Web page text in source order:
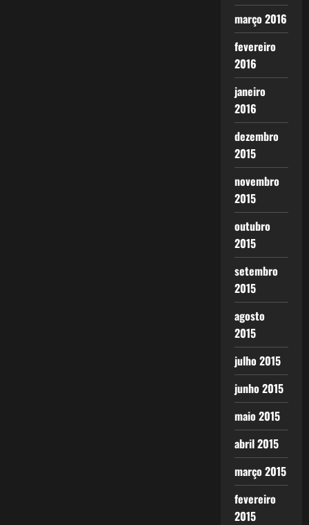
março 2016
fevereiro
2016
janeiro
2016
dezembro
2015
novembro
2015
outubro
2015
setembro
2015
agosto
2015
julho 2015
junho 2015
maio 2015
abril 2015
março 2015
fevereiro
2015